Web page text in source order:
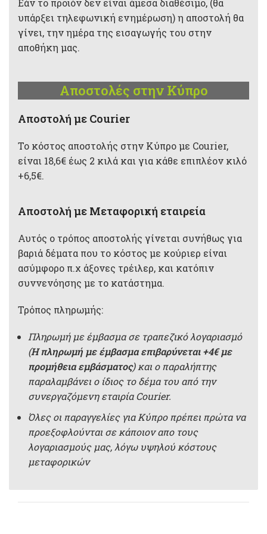
Εάν το προϊόν δεν είναι άμεσα διαθέσιμο, (θα
υπάρξει τηλεφωνική ενημέρωση) η αποστολή θα
γίνει, την ημέρα της εισαγωγής του στην
αποθήκη μας.
Αποστολές στην Κύπρο
Aποστολή με Courier
Το κόστος αποστολής στην Κύπρο με Courier,
είναι 18,6€ έως 2 κιλά και για κάθε επιπλέον κιλό
+6,5€.
Αποστολή με Μεταφορική εταιρεία
Αυτός ο τρόπος αποστολής γίνεται συνήθως για
βαριά δέματα που το κόστος με κούριερ είναι
ασύμφορο π.χ άξονες τρέιλερ, και κατόπιν
συννενόησης με το κατάστημα.
Τρόπος πληρωμής:
Πληρωμή με έμβασμα σε τραπεζικό λογαριασμό
(Η πληρωμή με έμβασμα επιβαρύνεται +4€ με
προμήθεια εμβάσματος) και ο παραλήπτης
παραλαμβάνει ο ίδιος το δέμα του από την
συνεργαζόμενη εταιρία Courier.
Όλες οι παραγγελίες για Κύπρο πρέπει πρώτα να
προεξοφλούνται σε κάποιον απο τους
λογαριασμούς μας, λόγω υψηλού κόστους
μεταφορικών